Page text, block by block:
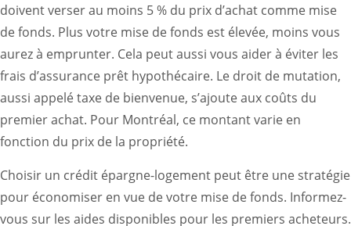
doivent verser au moins 5 % du prix d’achat comme mise
de fonds. Plus votre mise de fonds est élevée, moins vous
aurez à emprunter. Cela peut aussi vous aider à éviter les
frais d’assurance prêt hypothécaire. Le droit de mutation,
aussi appelé taxe de bienvenue, s’ajoute aux coûts du
premier achat. Pour Montréal, ce montant varie en
fonction du prix de la propriété.
Choisir un crédit épargne-logement peut être une stratégie
pour économiser en vue de votre mise de fonds. Informez-
vous sur les aides disponibles pour les premiers acheteurs.